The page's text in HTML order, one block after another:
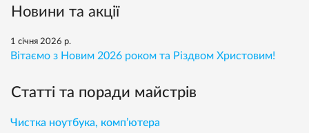
Новини та акції
1 січня 2026 р.
Вітаємо з Новим 2026 роком та Різдвом Христовим!
Статті та поради майстрів
Чистка ноутбука, комп’ютера